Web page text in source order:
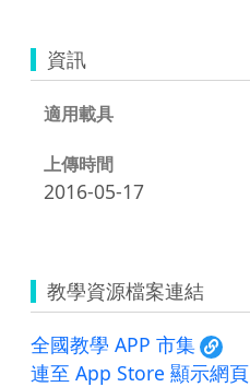
資訊
適用載具
上傳時間
2016-05-17
教學資源檔案連結
全國教學 APP 市集
連至 App Store 顯示網頁